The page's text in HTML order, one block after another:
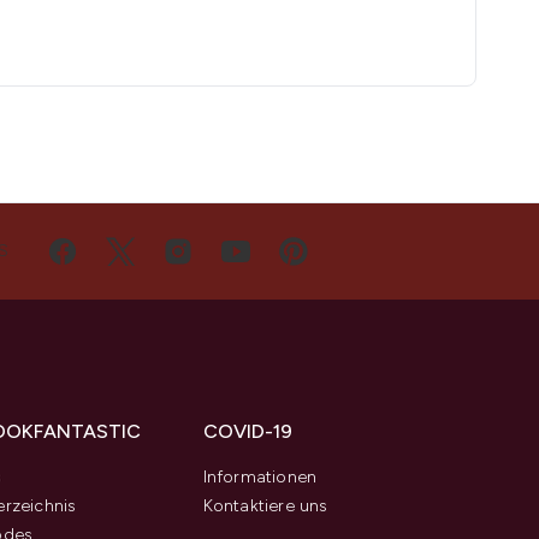
COVID-19
Informationen
Kontaktiere uns